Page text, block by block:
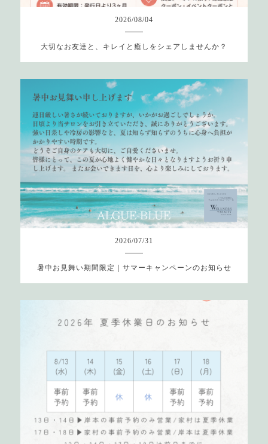
2026/08/04
大切なお友達と、キレイと癒しをシェアしませんか？
2026/07/31
暑中お見舞い期間限定｜サマーキャンペーンのお知らせ